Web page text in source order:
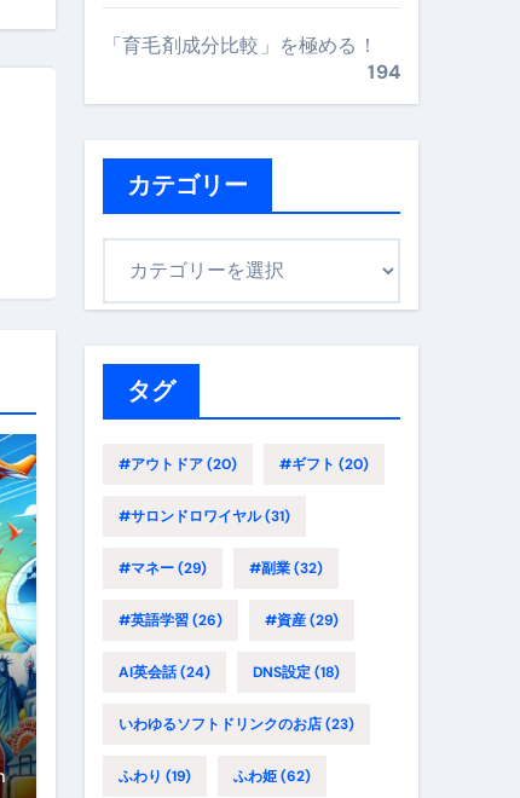
的別に失敗しない
リスト（高齢者にも）
散り対策の選び方
“満足度MAX”で食べるコツ
「育毛剤成分比較」を極める！
194
カテゴリー
タグ
#アウトドア(20) #ギフト (20)
#サロンドロワイヤル(31)
#マネー(29) #副業(32)
#英語学習(26) #資産(29)
AI英会話(24) DNS設定(18)
いわゆるソフトドリンクのお店(23)
ふわり (19) ふわ姫(62)